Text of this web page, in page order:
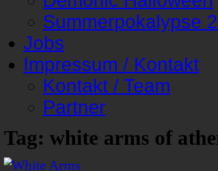
Summerpokalypse
Jobs
Impressum / Kontakt
Kontakt / Team
Partner
Tag: white arms of